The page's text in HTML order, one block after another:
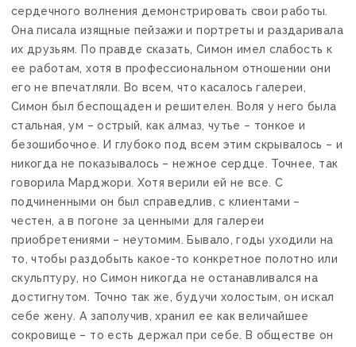
сердечного волнения демонстрировать свои работы.
Она писала изящные пейзажи и портреты и раздаривала
их друзьям. По правде сказать, Симон имел слабость к
ее работам, хотя в профессиональном отношении они
его не впечатляли. Во всем, что касалось галереи,
Симон был беспощаден и решителен. Воля у него была
стальная, ум – острый, как алмаз, чутье – тонкое и
безошибочное. И глубоко под всем этим скрывалось – и
никогда не показывалось – нежное сердце. Точнее, так
говорила Марджори. Хотя верили ей не все. С
подчиненными он был справедлив, с клиентами –
честен, а в погоне за ценными для галереи
приобретениями – неутомим. Бывало, годы уходили на
то, чтобы раздобыть какое-то конкретное полотно или
скульптуру, но Симон никогда не останавливался на
достигнутом. Точно так же, будучи холостым, он искал
себе жену. А заполучив, хранил ее как величайшее
сокровище – то есть держал при себе. В обществе он